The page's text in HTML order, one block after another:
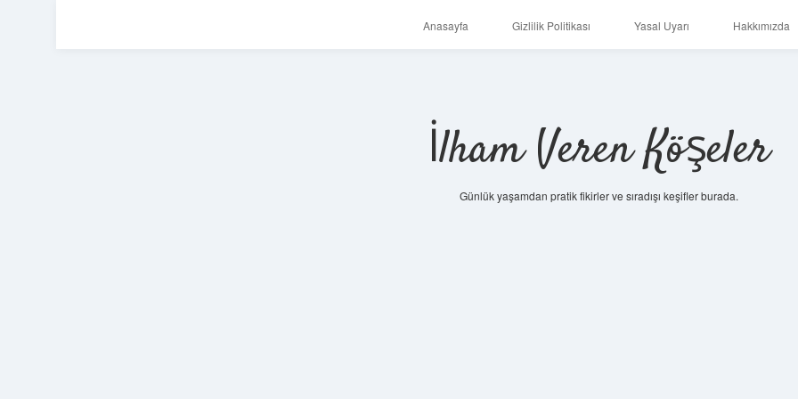
Anasayfa Gizlilik Politikası Yasal Uyarı Hakkımızda
İlham Veren Köşeler
Günlük yaşamdan pratik fikirler ve sıradışı keşifler burada.